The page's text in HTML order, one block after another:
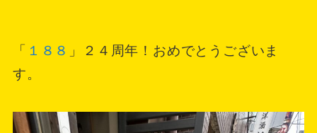
「 １８８ 」２４周年！おめでとうございま
す。